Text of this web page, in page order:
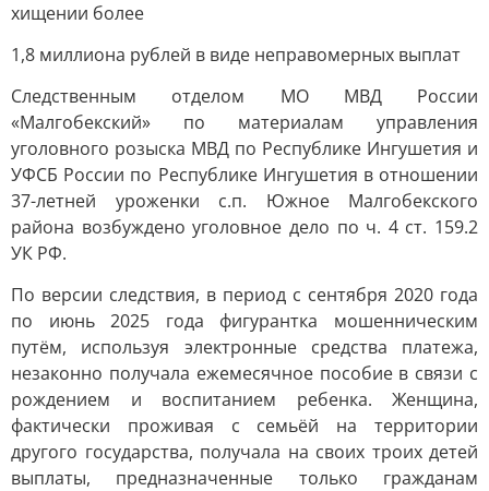
хищении более
1,8 миллиона рублей в виде неправомерных выплат
Следственным отделом МО МВД России
«Малгобекский» по материалам управления
уголовного розыска МВД по Республике Ингушетия и
УФСБ России по Республике Ингушетия в отношении
37-летней уроженки с.п. Южное Малгобекского
района возбуждено уголовное дело по ч. 4 ст. 159.2
УК РФ.
По версии следствия, в период с сентября 2020 года
по июнь 2025 года фигурантка мошенническим
путём, используя электронные средства платежа,
незаконно получала ежемесячное пособие в связи с
рождением и воспитанием ребенка. Женщина,
фактически проживая с семьёй на территории
другого государства, получала на своих троих детей
выплаты, предназначенные только гражданам